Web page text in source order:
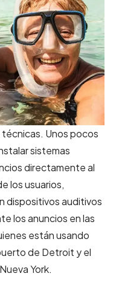
Unos pocos
sistemas
directamente al
los usuarios,
dispositivos auditivos
los anuncios en las
están usando
de Detroit y el
York.